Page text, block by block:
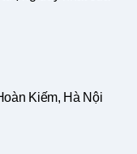
Kiếm, Hà Nội